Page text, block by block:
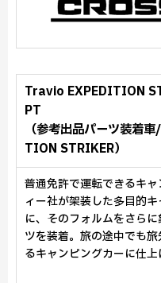
Travio EXPEDITION
PT
（参考出品パーツ装着
TION STRIKER）
普通免許で運転できるキ
ィー社が架装した多目的
に、そのフォルムをさら
ツを装着。旅の途中でも
るキャンピングカーに仕上